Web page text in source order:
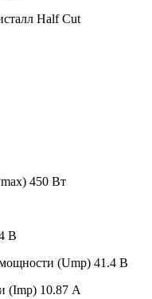
Half Cut
450 Вт
В
(Ump) 41.4 В
(Imp) 10.87 А